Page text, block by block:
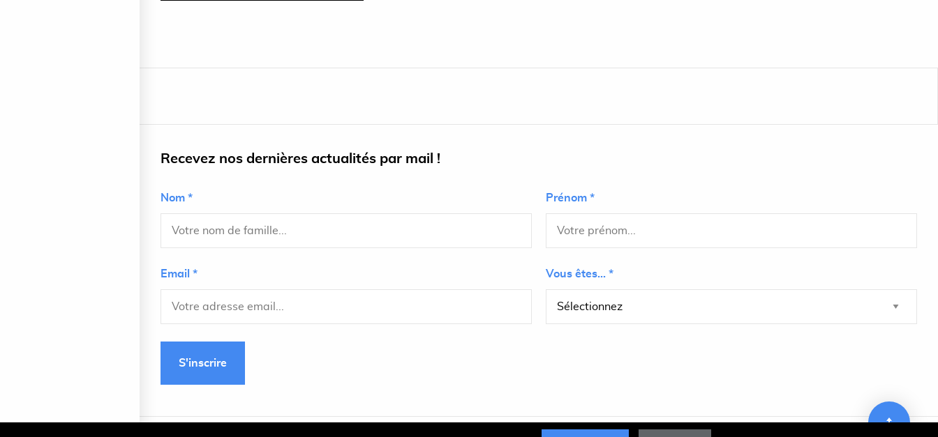
Recevez nos dernières actualités par mail !
Nom * Prénom *
Email * Vous êtes... *
S'inscrire